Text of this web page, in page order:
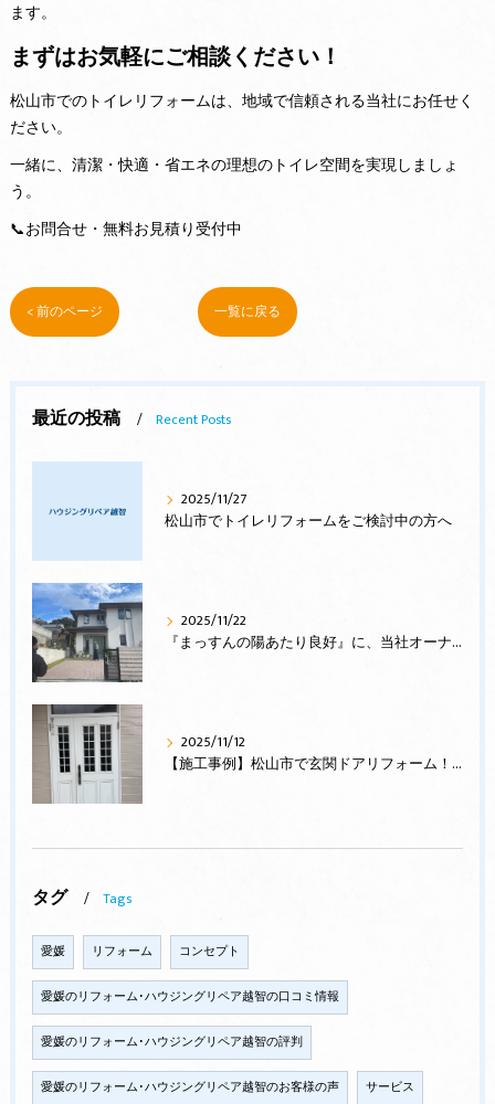
ます。
まずはお気軽にご相談ください！
松山市でのトイレリフォームは、地域で信頼される当社にお任せく
ださい。
一緒に、清潔・快適・省エネの理想のトイレ空間を実現しましょ
う。
📞お問合せ・無料お見積り受付中
< 前のページ 一覧に戻る
最近の投稿 Recent Posts
2025/11/27
松山市でトイレリフォームをご検討中の方へ
2025/11/22
『まっすんの陽あたり良好』に、当社オーナー様邸が登場します
2025/11/12
【施工事例】松山市で玄関ドアリフォーム！防犯性・断熱性・デザイン性を一新！
タグ Tags
愛媛 リフォーム コンセプト
愛媛のリフォーム･ハウジングリペア越智の口コミ情報
愛媛のリフォーム･ハウジングリペア越智の評判
愛媛のリフォーム･ハウジングリペア越智のお客様の声 サービス